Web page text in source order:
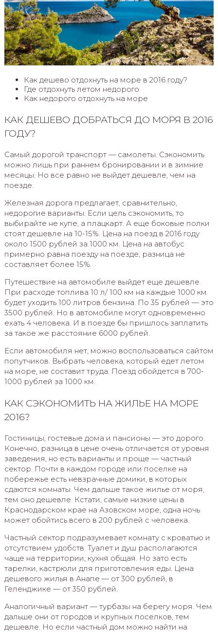
Как дешево отдохнуть на море в 2016 году?
Где отдохнуть летом недорого
Как недорого отдохнуть на море
КАК ДЕШЕВО ДОБРАТЬСЯ ДО МОРЯ В 2016
ГОДУ?
Самый дорогой транспорт — самолеты. Сэкономить
можно лишь при раннем бронировании и в зимние
месяцы. Но все равно не выйдет дешевле, чем на
поезде.
Железная дорога предлагает, сравнительно,
недорогие варианты. Если цель сэкономить, то
выбирайте не купе, а плацкарт. А еще боковые полки
стоят дешевле на 10-15%. Цена на поезд в 2016 году
около 1500 рублей за 1000 км. Цена на автобус
примерно равна поезду на поезде, разница не
составляет более 15%.
Путешествие на автомобиле выйдет еще дешевле.
При расходе топлива 10 л/ 100 км на каждые 1000 км
будет уходить 100 литров бензина. По 35 рублей — это
3500 рублей. Но в автомобиле могут одновременно
ехать 4 человека. И в поезде бы пришлось заплатить
за такое же расстояние 6000 рублей.
Если автомобиля нет, можно воспользоваться сайтом
попутчиков. Выбрать человека, который едет летом
на море, не составит труда. Поезд обойдется в 700-
1000 рублей за 1000 км.
КАК СЭКОНОМИТЬ НА ЖИЛЬЕ НА МОРЕ
2016?
Гостиницы, гостевые дома и пансионы — это дорого.
Конечно, разница в цене очень отличается от уровня
заведения, но есть варианты и проще — частный
сектор. Почти в каждом городе или поселке на
побережье есть невзрачные домики, в которых
сдаются комнаты. Чем дальше такое жилье от моря,
тем оно дешевле. Кстати, самые низкие цены в
Краснодарском крае на Азовском море, одна ночь
может обойтись всего в 200 рублей с человека.
Частный сектор подразумевает комнату с кроватью и
отсутствием удобств. Туалет и душ располагаются
чаще на территории, кухня общая. Но зато есть
тарелки, кастрюли для приготовления еды. Цена
дешевого жилья в Анапе — от 300 рублей, в
Геленджике — от 350 рублей.
Аналогичный вариант — турбазы на берегу моря. Чем
дальше они от городов и крупных поселков, тем
дешевле. Но если частный дом можно найти на